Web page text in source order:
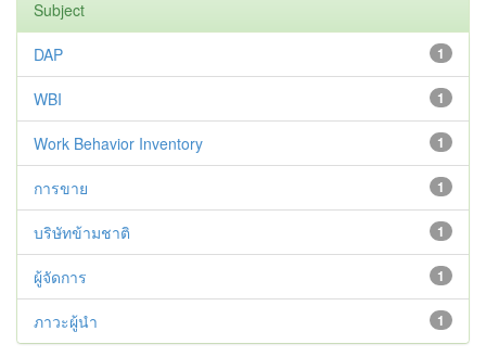
Subject
1
DAP
1
WBI
1
Work Behavior Inventory
1
การขาย
1
บริษัทข้ามชาติ
1
ผู้จัดการ
1
ภาวะผู้นำ